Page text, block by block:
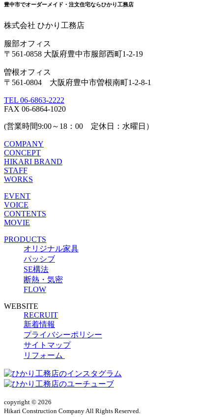
豊中市でオーダーメイド・注文住宅ならひかり工務店
株式会社 ひかり工務店
服部オフィス
〒561-0858 大阪府豊中市服部西町1-2-19
曽根オフィス
〒561-0804 大阪府豊中市曽根南町1-2-8-1
TEL 06-6863-2222
FAX 06-6864-1020
(営業時間9:00～18：00 定休日：水曜日）
COMPANY
CONCEPT
HIKARI BRAND
STAFF
WORKS
EVENT
VOICE
CONTENTS
MOVIE
PRODUCTS
オリジナル家具
パッシブ
SE構法
断熱・気密
FLOW
WEBSITE
RECRUIT
新着情報
プライバシーポリシー
サイトマップ
リフォーム
copyright © 2026
Hikari Construction Company All Rights Reserved.